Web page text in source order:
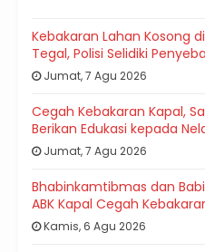
Kebakaran Lahan Kosong
Tegal, Polisi Selidiki
Jumat, 7 Agu 2026
Cegah Kebakaran Kapal,
Berikan Edukasi kepada
Jumat, 7 Agu 2026
Bhabinkamtibmas dan
ABK Kapal Cegah
Kamis, 6 Agu 2026